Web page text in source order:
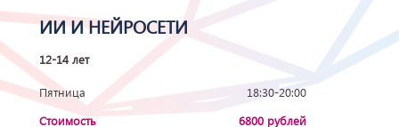
ИИ И НЕЙРОСЕТИ
12-14 лет
Пятница
18:30-20:00
Стоимость
6800 рублей